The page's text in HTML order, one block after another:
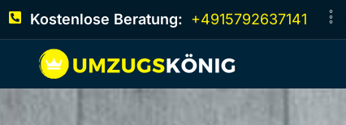
Kostenlose Beratung: +4915792637141